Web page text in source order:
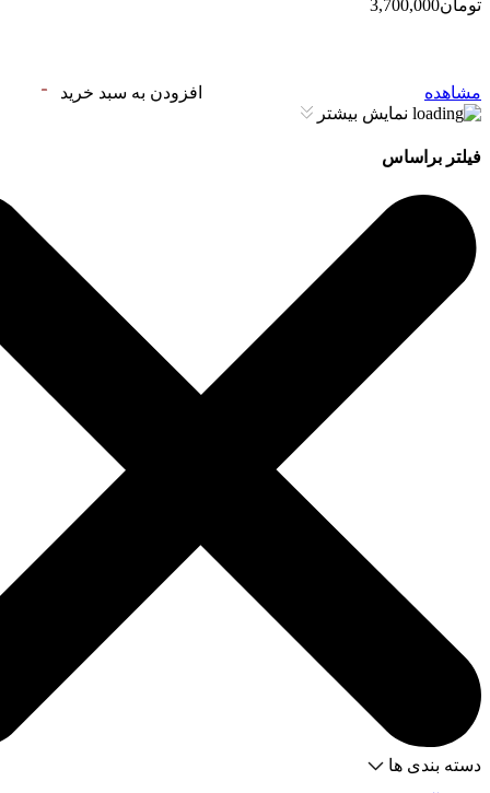
تومان3,700,000
مشاهده
افزودن به سبد خرید
نمایش بیشتر
فیلتر براساس
دسته بندی ها